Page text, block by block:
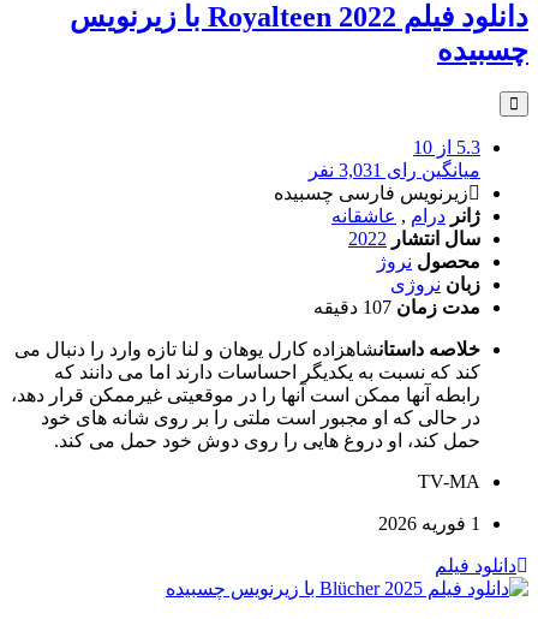
دانلود فیلم Royalteen 2022 با زیرنویس
چسبیده
5.3 از 10
میانگین رای 3,031 نفر
زیرنویس فارسی چسبیده
ژانر درام , عاشقانه
سال انتشار 2022
محصول نروژ
زبان نروژی
مدت زمان 107 دقیقه
خلاصه داستانشاهزاده کارل یوهان و لنا تازه وارد را دنبال می
کند که نسبت به یکدیگر احساسات دارند اما می دانند که
رابطه آنها ممکن است آنها را در موقعیتی غیرممکن قرار دهد،
در حالی که او مجبور است ملتی را بر روی شانه های خود
حمل کند، او دروغ هایی را روی دوش خود حمل می کند.
TV-MA
1 فوریه 2026
دانلود فیلم